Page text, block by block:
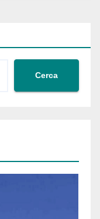
Cerca